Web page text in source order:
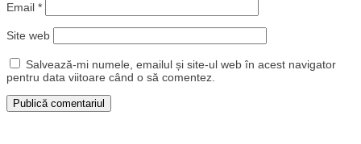
Email *
Site web
Salvează-mi numele, emailul și site-ul web în acest navigator
pentru data viitoare când o să comentez.